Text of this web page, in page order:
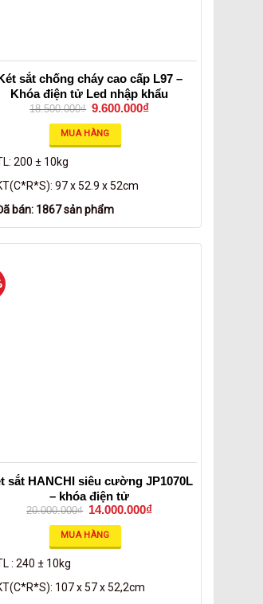
sắt chống cháy cao cấp L97 –
Khóa điện tử Led nhập khẩu
18.500.000₫ 9.600.000₫
MUA HÀNG
200 ± 10kg
97 x 52.9 x 52cm
bán: 1867 sản phẩm
sắt HANCHI siêu cường JP1070L
– khóa điện tử
20.000.000₫ 14.000.000₫
MUA HÀNG
: 240 ± 10kg
107 x 57 x 52,2cm